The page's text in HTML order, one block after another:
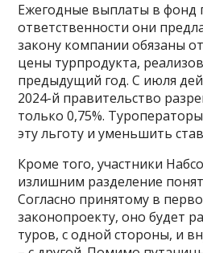
Ежегодные выплаты в фонд
ответственности они
закону компании обязаны
цены турпродукта,
предыдущий год. С июля
2024-й правительство
только 0,75%.
эту льготу и уменьшить
Кроме того, участники
излишним разделение
Согласно принятому в
законопроекту, оно будет
туров, с одной стороны, и